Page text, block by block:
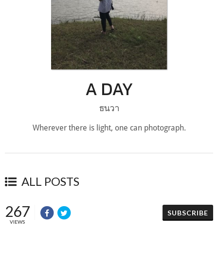
A DAY
ธนวา
Wherever there is light, one can photograph.
ALL POSTS
267
VIEWS
SUBSCRIBE